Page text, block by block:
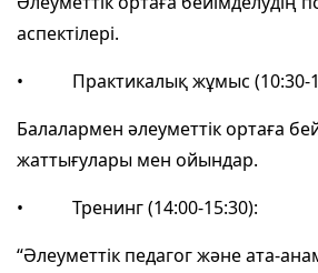
аспектілері.
• Практикалық жұмыс (10:30-
Балалармен әлеуметтік ортаға
жаттығулары мен ойындар.
• Тренинг (14:00-15:30):
“Әлеуметтік педагог және ата-